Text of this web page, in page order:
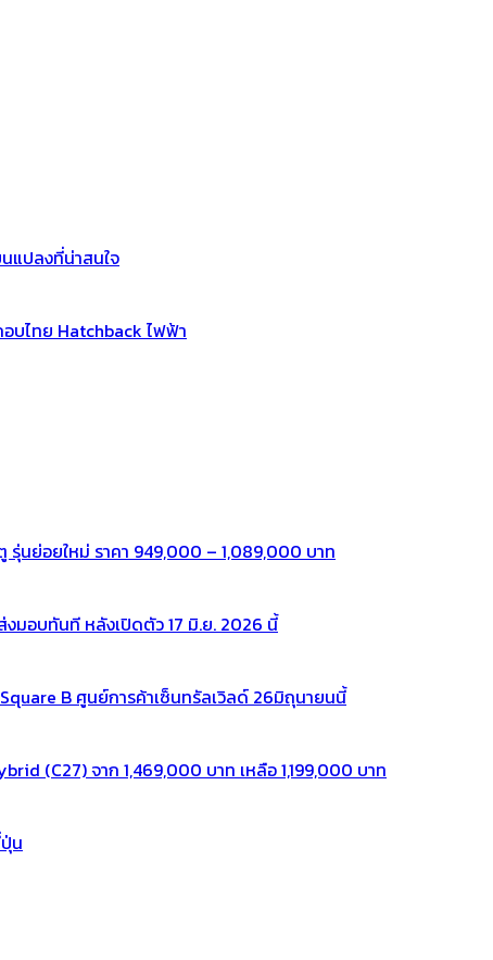
แปลงที่น่าสนใจ
บไทย Hatchback ไฟฟ้า
รุ่นย่อยใหม่ ราคา 949,000 – 1,089,000 บาท
มอบทันที หลังเปิดตัว 17 มิ.ย. 2026 นี้
B ศูนย์การค้าเซ็นทรัลเวิลด์ 26มิถุนายนนี้
(C27) จาก 1,469,000 บาท เหลือ 1,199,000 บาท
น